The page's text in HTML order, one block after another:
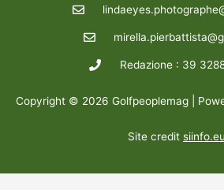
Redazione : 39
Copyright © 2026 Golfpeoplemag |
Site credit siinfo.eu